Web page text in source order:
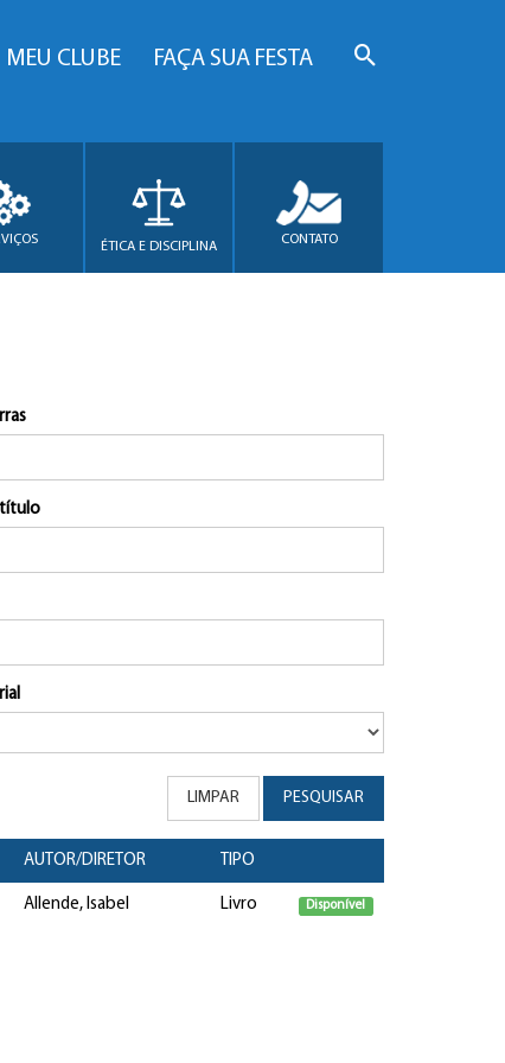
MEU CLUBE FAÇA SUA FESTA
ÉTICA E DISCIPLINA CONTATO
LIMPAR PESQUISAR
AUTOR/DIRETOR TIPO
Allende, Isabel Livro Disponível